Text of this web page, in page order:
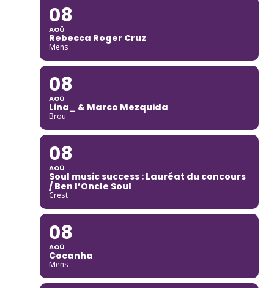
08
AOÛ
Rebecca Roger Cruz
Mens
08
AOÛ
Lina_ & Marco Mezquida
Brou
08
AOÛ
Soul music success : Lauréat du concours
/ Ben l’Oncle Soul
Crest
08
AOÛ
Cocanha
Mens